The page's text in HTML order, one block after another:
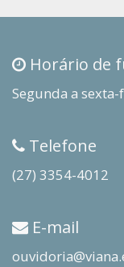
Horário de
Segunda a
Telefone
(27) 3354-4012
E-mail